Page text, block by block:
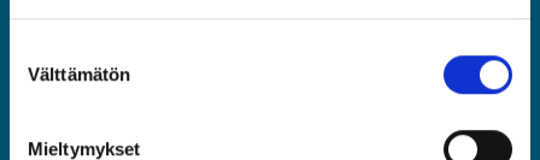
valinta
Välttämätön
Mieltymykset
Asiantuntijat ja Esihenkilöt ASIA ry
Rautatieläisenkatu 6, 00520 Helsinki